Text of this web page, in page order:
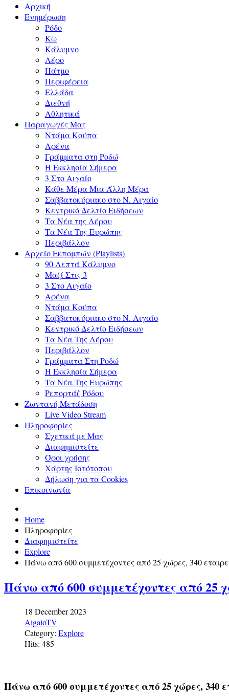
Αρχική
Ενημέρωση
Ρόδο
Κω
Κάλυμνο
Λέρο
Πάτμο
Περιφέρεια
Ελλάδα
Διεθνή
Αθλητικά
Παραγωγές Μας
Ντάμα Κούπα
Αρένα
Γράμματα στη Ροδώ
Η Εκκλησία Σήμερα
3 Στο Αιγαίο
Κάθε Μέρα Μια Άλλη Μέρα
Σαββατοκύριακο στο Ν. Αιγαίο
Κεντρικό Δελτίο Ειδήσεων
Τα Νέα της Λέρου
Τα Νέα Της Ευρώπης
Περιβάλλον
Αρχείο Εκπομπών (Playlists)
90 Λεπτά Κάλυμνο
Μαζί Στις 3
3 Στο Αιγαίο
Αρένα
Ντάμα Κούπα
Σαββατοκύριακο στο Ν. Αιγαίο
Κεντρικό Δελτίο Ειδήσεων
Τα Νέα Της Λέρου
Περιβάλλον
Γράμματα Στη Ροδώ
Η Εκκλησία Σήμερα
Τα Νέα Της Ευρώπης
Ρεπορτάζ Ρόδου
Ζωντανή Μετάδοση
Live Video Stream
Πληροφορίες
Σχετικά με Μας
Διαφημιστείτε
Όροι χρήσης
Χάρτης Ιστότοπου
Δήλωση για τα Cookies
Επικοινωνία
Home
Πληροφορίες
Διαφημιστείτε
Explore
Πάνω από 600 συμμετέχοντες από 25 χώρες, 340
Πάνω από 600 συμμετέχοντες από 25
18 December 2023
AigaioTV
Category: Explore
Hits: 485
Πάνω από 600 συμμετέχοντες από 25 χώρες, 340